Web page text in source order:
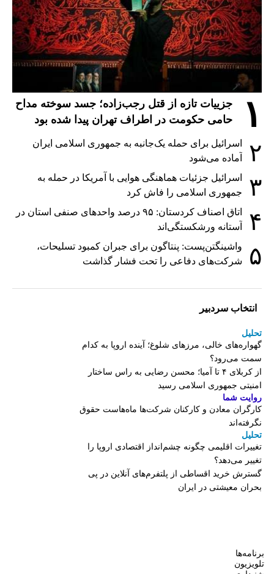
۱
جزییات تازه از قتل رجب‌زاده؛ جسد سوخته مداح
حامی حکومت در اطراف تهران پیدا شده بود
۲
اسرائیل برای حمله یک‌جانبه به جمهوری اسلامی ایران
آماده می‌شود
۳
اسرائیل جزئیات هماهنگی هوایی با آمریکا در حمله به
جمهوری اسلامی را فاش کرد
۴
اتاق اصناف کردستان: ۹۵ درصد واحدهای صنفی استان در
آستانه ورشکستگی‌اند
۵
واشینگتن‌پست: پنتاگون برای جبران کمبود تسلیحات،
شرکت‌های دفاعی را تحت فشار گذاشت
انتخاب سردبیر
تحلیل
گهواره‌های خالی، مرزهای شلوغ؛ آینده اروپا به کدام
سمت می‌رود؟
از کربلای ۴ تا آمیا؛ محسن رضایی به راس ساختار
امنیتی جمهوری اسلامی رسید
روایت شما
کارگران معادن و کارکنان شرکت‌ها ماه‌هاست حقوق
نگرفته‌اند
تحلیل
تغییرات اقلیمی چگونه چشم‌انداز اقتصادی اروپا را
تغییر می‌دهد؟
گسترش خرید اقساطی از پلتفرم‌های آنلاین در پی
بحران معیشتی در ایران
برنامه‌ها
تلویزیون